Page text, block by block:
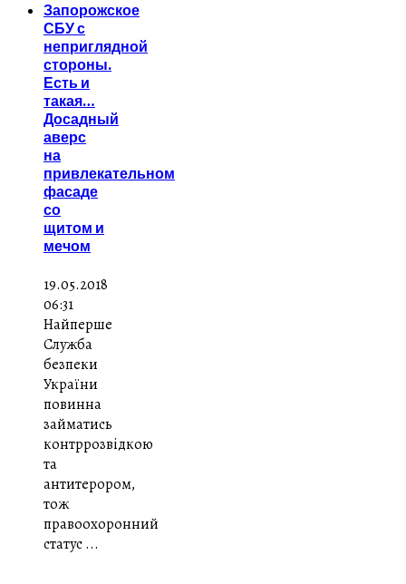
Запорожское
СБУ с
неприглядной
стороны.
Есть и
такая…
Досадный
аверс
на
привлекательном
фасаде
со
щитом и
мечом
19.05.2018
06:31
Найперше
Служба
безпеки
України
повинна
займатись
контррозвідкою
та
антитерором,
тож
правоохоронний
статус ...